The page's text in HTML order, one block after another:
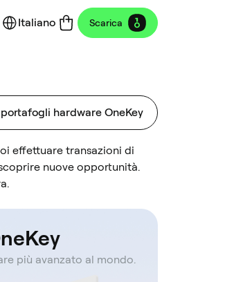
Italiano Scarica
hardware OneKey
effettuare transazioni di
nuove opportunità.
più avanzato al mondo.